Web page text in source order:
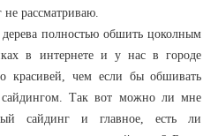
не рассматриваю.
полностью обшить цоколным
в интернете и у нас в городе
красивей, чем если бы обшивать
Так вот можно ли мне
сайдинг и главное, есть ли